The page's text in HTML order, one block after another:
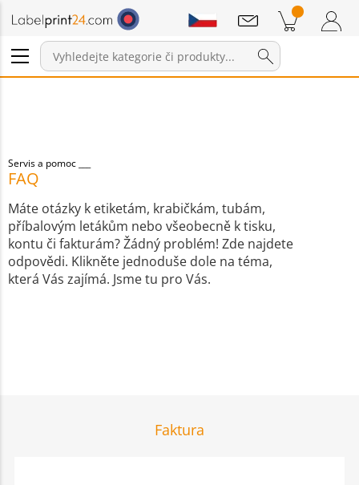
Položky v košíku Nákupní Košík
Sdělení
Servis a pomoc
FAQ
Máte otázky k etiketám, krabičkám, tubám,
příbalovým letákům nebo všeobecně k tisku,
kontu či fakturám? Žádný problém! Zde najdete
odpovědi. Klikněte jednoduše dole na téma,
která Vás zajímá. Jsme tu pro Vás.
Faktura